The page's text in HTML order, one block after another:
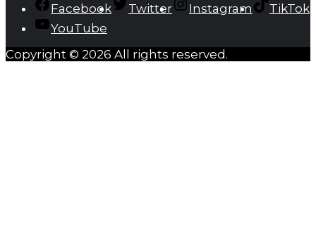
Facebook Twitter Instagram
TikTok
YouTube
Copyright © 2026 All rights reserved.